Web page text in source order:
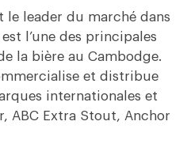
le leader du marché dans
l’une des principales
la bière au Cambodge.
et distribue
internationales et
ABC Extra Stout, Anchor